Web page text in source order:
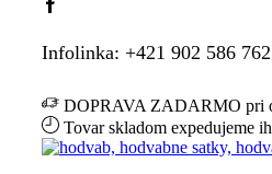
Facebook
Infolinka: +421 902 586
DOPRAVA ZADARMO pri
Tovar skladom expedujeme